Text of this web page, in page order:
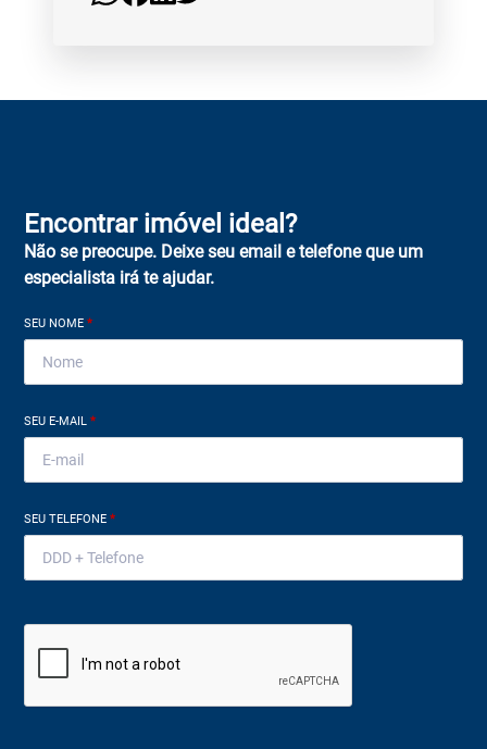
Encontrar imóvel ideal?
Não se preocupe. Deixe seu email e telefone que um
especialista irá te ajudar.
SEU NOME*
SEU E-MAIL*
SEU TELEFONE*